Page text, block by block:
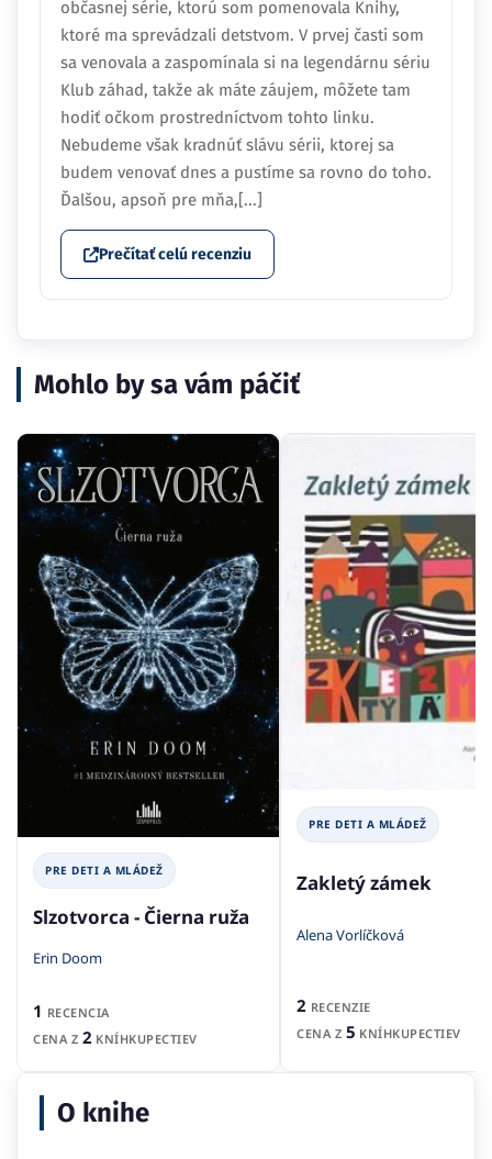
občasnej série, ktorú som pomenovala Knihy,
ktoré ma sprevádzali detstvom. V prvej časti som
sa venovala a zaspomínala si na legendárnu sériu
Klub záhad, takže ak máte záujem, môžete tam
hodiť očkom prostredníctvom tohto linku.
Nebudeme však kradnúť slávu sérii, ktorej sa
budem venovať dnes a pustíme sa rovno do toho.
Ďalšou, apsoň pre mňa,[...]
Prečítať celú recenziu
Mohlo by sa vám páčiť
PRE DETI A MLÁDEŽ
Slzotvorca - Čierna ruža
Erin Doom
1 RECENCIA
CENA Z 2 KNÍHKUPECTIEV
PRE DETI A MLÁDEŽ
Zakletý zámek
Alena Vorlíčková
2 RECENZIE
CENA Z 5 KNÍHKUPECTIEV
O knihe